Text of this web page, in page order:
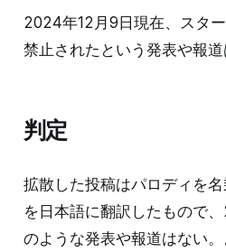
2024年12月9日現在、スタ
禁止されたという発表や報道
判定
拡散した投稿はパロディを
を日本語に翻訳したもので
のような発表や報道はない